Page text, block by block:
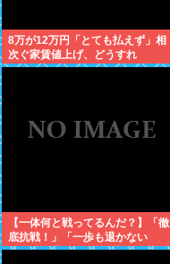
8万が12万円「とても払えず」相
次ぐ家賃値上げ、どうすれ
ば・・・？
【一体何と戦ってるんだ？】「徹
底抗戦！」「一歩も退かない
ぞ！」原爆公園の前の極左を機動